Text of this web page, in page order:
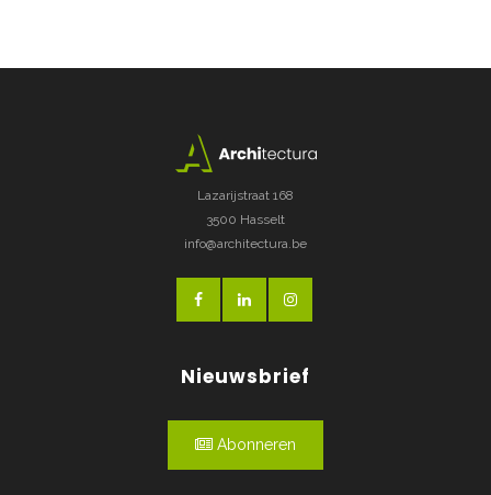
Lazarijstraat 168
3500 Hasselt
info@architectura.be
Nieuwsbrief
Abonneren